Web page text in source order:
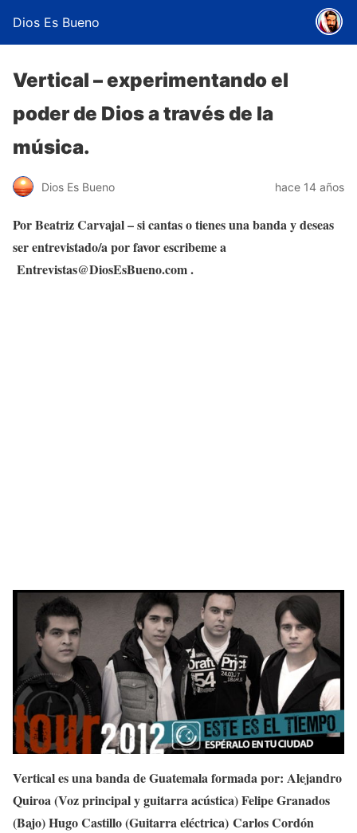
Dios Es Bueno
Vertical – experimentando el
poder de Dios a través de la
música.
Dios Es Bueno hace 14 años
Por Beatriz Carvajal – si cantas o tienes una banda y deseas
ser entrevistado/a por favor escribeme a
Entrevistas@DiosEsBueno.com .
Vertical es una banda de Guatemala formada por: Alejandro
Quiroa (Voz principal y guitarra acústica) Felipe Granados
(Bajo) Hugo Castillo (Guitarra eléctrica) Carlos Cordón